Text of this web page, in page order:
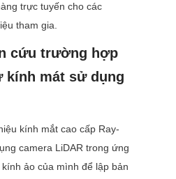
trực tuyến cho các
tham gia.
cứu trường hợp
kính mát sử dụng
kính mắt cao cấp Ray-
camera LiDAR trong ứng
ảo của mình để lập bản